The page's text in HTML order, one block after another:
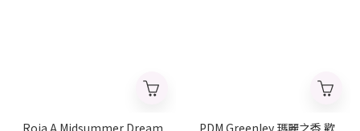
Roja A Midsummer Dream
PDM Greenley 瑪麗之香 歡